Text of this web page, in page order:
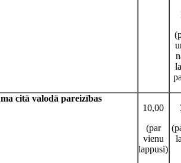
citā valodā pareizības
10,00
(par
vienu
lappusi)